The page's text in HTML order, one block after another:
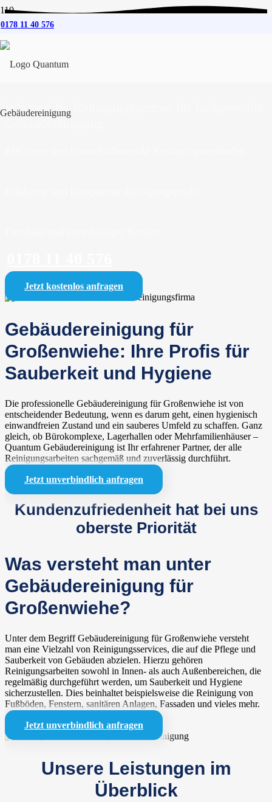
0178 11 40 576
Gebäudereinigung
Großenwiehe
Wir sind Ihr Reinigungspartner für fachgerechte
Gebäudereinigung
Jetzt kostenlos anfragen
Gebäudereinigung für
Großenwiehe: Ihre Profis für
Sauberkeit und Hygiene
Die professionelle Gebäudereinigung für Großenwiehe ist von
entscheidender Bedeutung, wenn es darum geht, einen hygienisch
einwandfreien Zustand und ein sauberes Umfeld zu schaffen. Ganz
gleich, ob Bürokomplexe, Lagerhallen oder Mehrfamilienhäuser –
Quantum Gebäudereinigung ist Ihr erfahrener Partner, der alle
Reinigungsarbeiten sachgemäß und zuverlässig durchführt.
Jetzt unverbindlich anfragen
Kundenzufriedenheit hat bei uns
oberste Priorität
Was versteht man unter
Gebäudereinigung für
Großenwiehe?
Unter dem Begriff Gebäudereinigung für Großenwiehe versteht
man eine Vielzahl von Reinigungsservices, die auf die Pflege und
Sauberkeit von Gebäuden abzielen. Hierzu gehören
Reinigungsarbeiten sowohl in Innen- als auch Außenbereichen, die
regelmäßig durchgeführt werden, um Sauberkeit und Hygiene
sicherzustellen. Dies beinhaltet beispielsweise die Reinigung von
Fußböden, Fenstern, sanitären Anlagen, Fassaden und vieles mehr.
Jetzt unverbindlich anfragen
Unsere Leistungen im
Überblick